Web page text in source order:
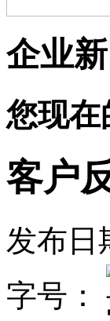
企业
您现在
客户
发布日
字号：